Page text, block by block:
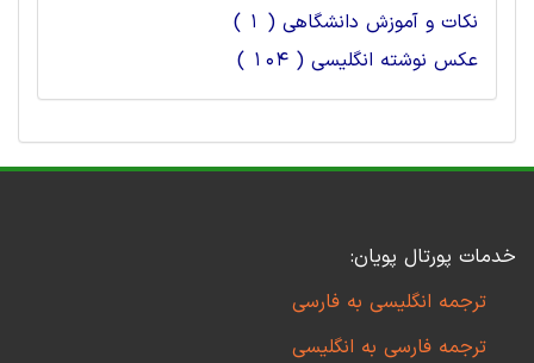
نکات و آموزش دانشگاهی ( 1 )
عکس نوشته انگلیسی ( 104 )
خدمات پورتال پویان:
ترجمه انگلیسی به فارسی
ترجمه فارسی به انگلیسی